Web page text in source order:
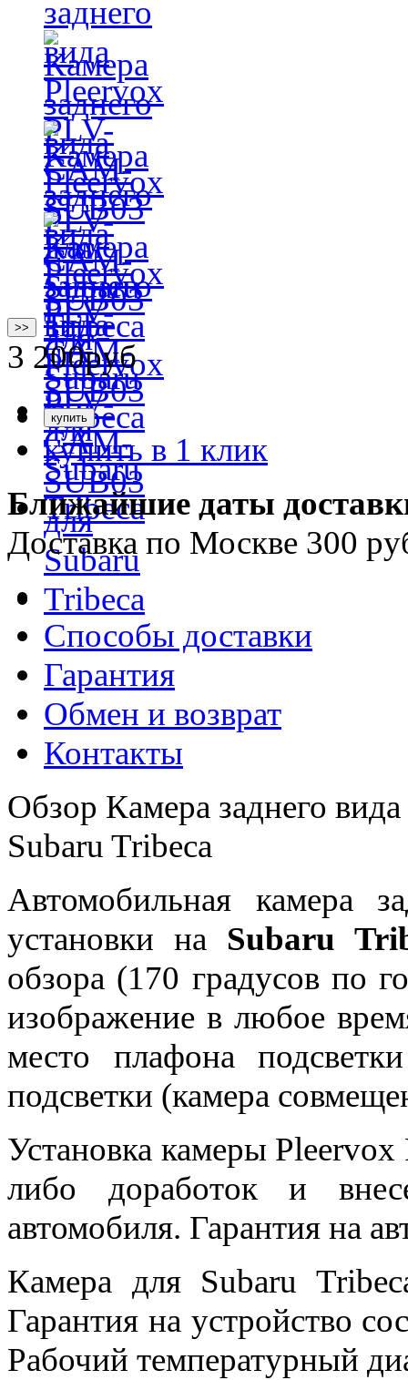
>>
3 200руб
купить в 1 клик
Ближайшие даты
Доставка по Москве 300
Способы доставки
Гарантия
Обмен и возврат
Контакты
Обзор Камера заднего
Subaru Tribeca
Автомобильная камера
установки на Subaru
обзора (170 градусов по
изображение в любое
место плафона
подсветки (камера
Установка камеры
либо доработок и
автомобиля. Гарантия на
Камера для Subaru
Гарантия на устройство
Рабочий температурный